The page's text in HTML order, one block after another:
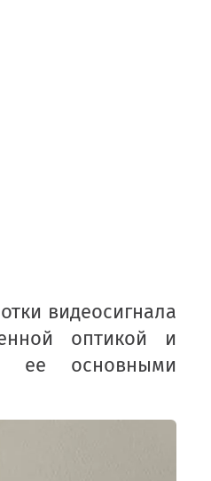
видеосигнала
оптикой и
ее основными